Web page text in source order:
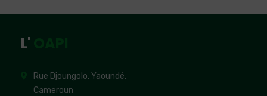
L'
Rue Djoungolo, Yaoundé,
Cameroun